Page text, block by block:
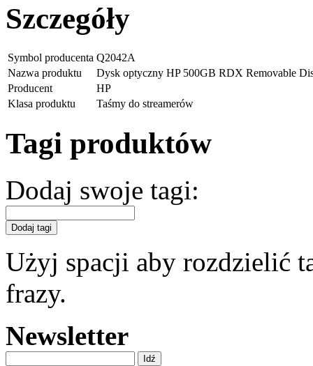
Szczegóły
Symbol producenta Q2042A
Nazwa produktu
Dysk optyczny HP 500GB RDX Removable
Producent
HP
Klasa produktu
Taśmy do streamerów
Tagi produktów
Dodaj swoje tagi:
Dodaj tagi
Użyj spacji aby rozdzielić
frazy.
Newsletter
Idź